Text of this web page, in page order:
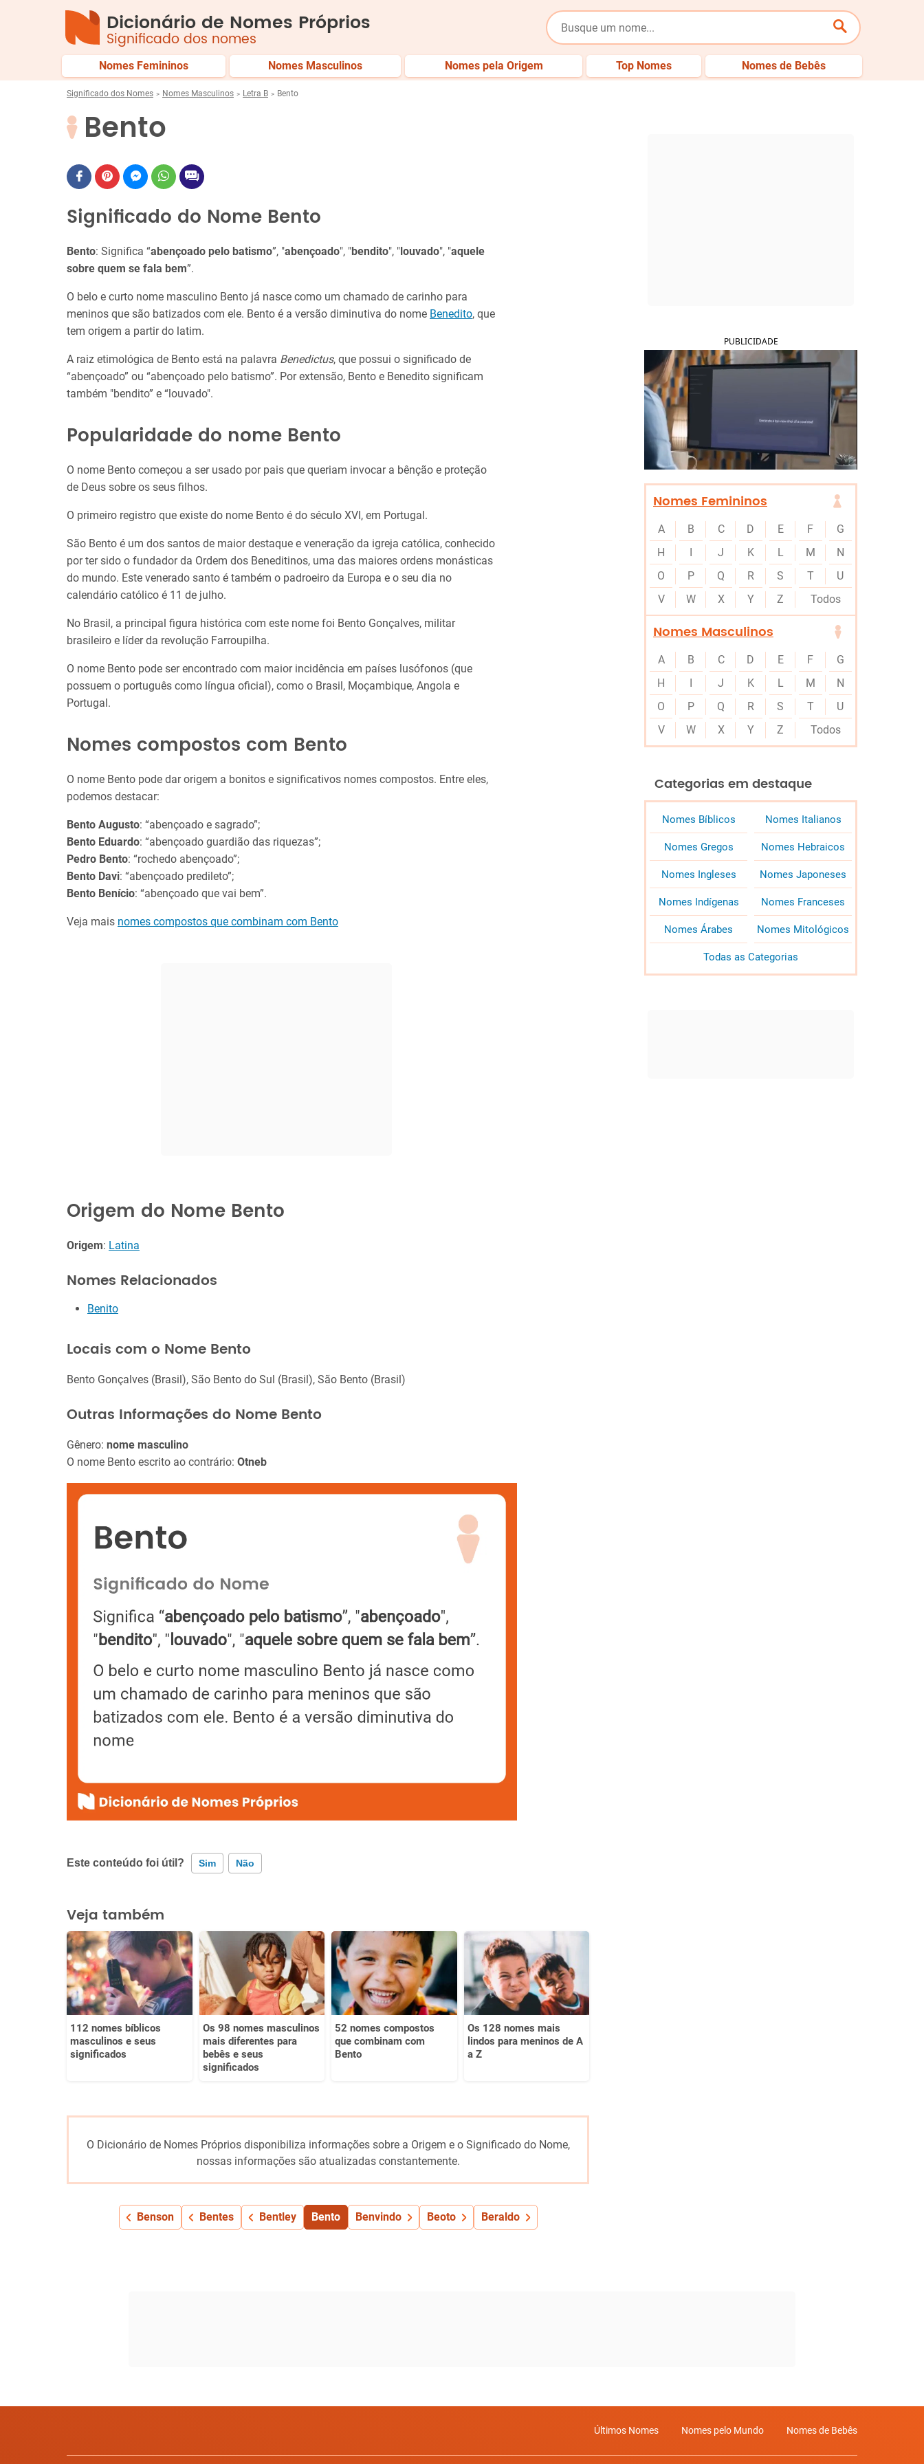
Dicionário de Nomes Próprios
Significado dos nomes
Nomes Femininos Nomes Masculinos Nomes pela Origem Top Nomes Nomes de Bebês
Significado dos Nomes Nomes Masculinos Letra B Bento
Bento
Significado do Nome Bento
Bento: Significa “abençoado pelo batismo”, "abençoado", "bendito", "louvado", "aquele
sobre quem se fala bem”.
O belo e curto nome masculino Bento já nasce como um chamado de carinho para
meninos que são batizados com ele. Bento é a versão diminutiva do nome Benedito, que
tem origem a partir do latim.
A raiz etimológica de Bento está na palavra Benedictus, que possui o significado de
“abençoado” ou “abençoado pelo batismo”. Por extensão, Bento e Benedito significam
também "bendito” e “louvado".
Popularidade do nome Bento
O nome Bento começou a ser usado por pais que queriam invocar a bênção e proteção
de Deus sobre os seus filhos.
O primeiro registro que existe do nome Bento é do século XVI, em Portugal.
São Bento é um dos santos de maior destaque e veneração da igreja católica, conhecido
por ter sido o fundador da Ordem dos Beneditinos, uma das maiores ordens monásticas
do mundo. Este venerado santo é também o padroeiro da Europa e o seu dia no
calendário católico é 11 de julho.
No Brasil, a principal figura histórica com este nome foi Bento Gonçalves, militar
brasileiro e líder da revolução Farroupilha.
O nome Bento pode ser encontrado com maior incidência em países lusófonos (que
possuem o português como língua oficial), como o Brasil, Moçambique, Angola e
Portugal.
Nomes compostos com Bento
O nome Bento pode dar origem a bonitos e significativos nomes compostos. Entre eles,
podemos destacar:
Bento Augusto: “abençoado e sagrado”;
Bento Eduardo: “abençoado guardião das riquezas”;
Pedro Bento: “rochedo abençoado”;
Bento Davi: “abençoado predileto”;
Bento Benício: “abençoado que vai bem”.
Veja mais nomes compostos que combinam com Bento
Origem do Nome Bento
Origem: Latina
Nomes Relacionados
Benito
Locais com o Nome Bento
Bento Gonçalves (Brasil), São Bento do Sul (Brasil), São Bento (Brasil)
Outras Informações do Nome Bento
Gênero: nome masculino
O nome Bento escrito ao contrário: Otneb
Este conteúdo foi útil? Sim Não
Este conteúdo contém informação incorreta
Este conteúdo não tem a informação que procuro
Outro
Veja também
112 nomes bíblicos
masculinos e seus
significados
Os 98 nomes masculinos
mais diferentes para
bebês e seus
significados
52 nomes compostos
que combinam com
Bento
Os 128 nomes mais
lindos para meninos de A
a Z
O Dicionário de Nomes Próprios disponibiliza informações sobre a Origem e o Significado do Nome,
nossas informações são atualizadas constantemente.
Benson Bentes Bentley Bento Benvindo Beoto Beraldo
PUBLICIDADE
Nomes Femininos
A B C D E F
G
H
I J K L M
N
O
P Q R S T
U
V
W X Y Z Todos
Nomes Masculinos
A B C D E F
G
H
I J K L M
N
O
P Q R S T
U
V
W X Y Z Todos
Categorias em destaque
Nomes Bíblicos Nomes Italianos
Nomes Gregos Nomes Hebraicos
Nomes Ingleses Nomes Japoneses
Nomes Indígenas Nomes Franceses
Nomes Árabes Nomes Mitológicos
Todas as Categorias
Últimos Nomes Nomes pelo Mundo Nomes de Bebês